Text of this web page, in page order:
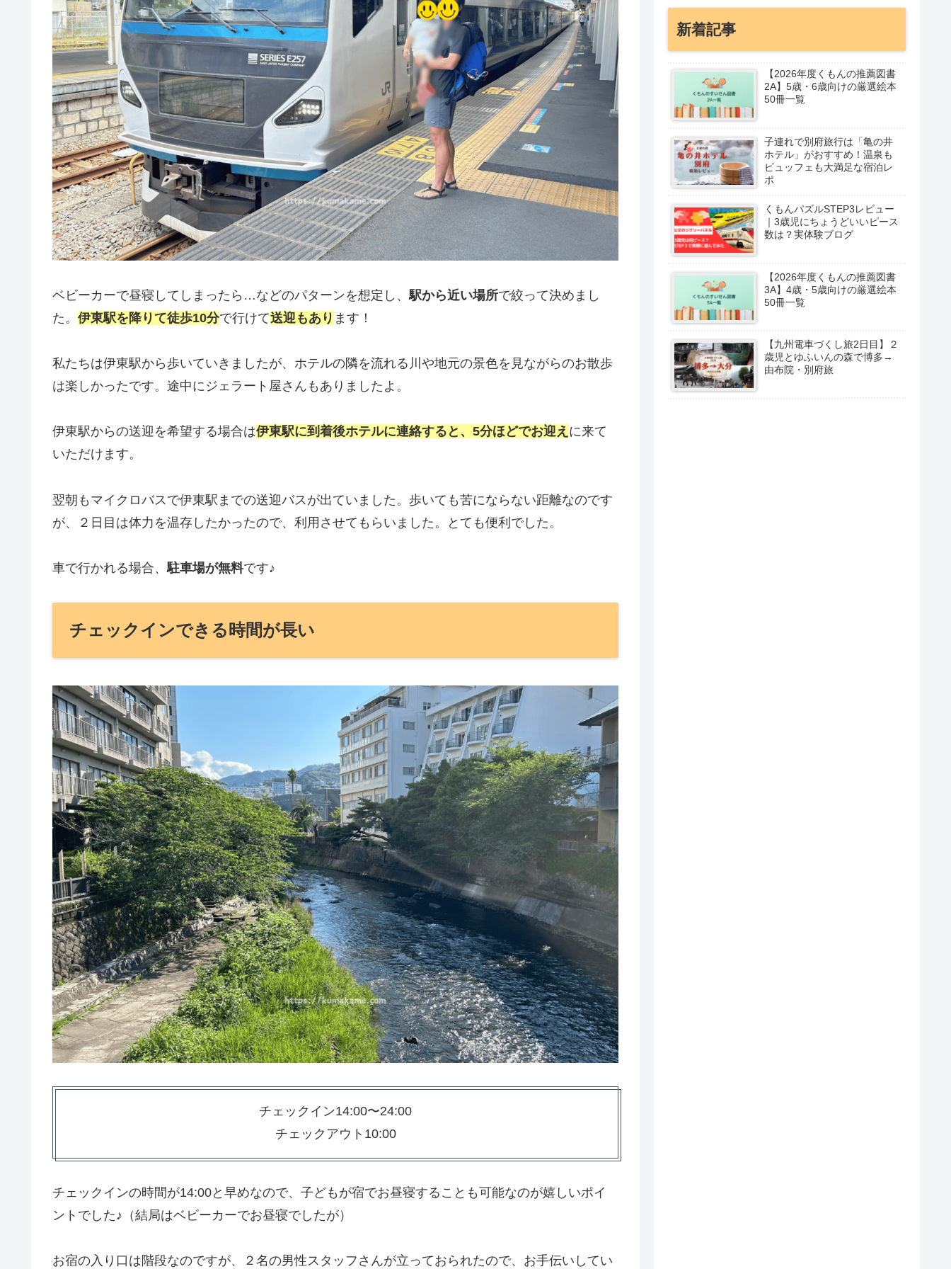
ベビーカーで昼寝してしまったら…などのパターンを想定し、駅から近い場所で絞って決めまし
た。 伊東駅を降りて徒歩10分で行けて送迎もあり ます！
私たちは伊東駅から歩いていきましたが、ホテルの隣を流れる川や地元の景色を見ながらのお散歩
は楽しかったです。途中にジェラート屋さんもありましたよ。
伊東駅からの送迎を希望する場合は伊東駅に到着後ホテルに連絡すると、5分ほどでお迎え に来て
いただけます。
翌朝もマイクロバスで伊東駅までの送迎バスが出ていました。歩いても苦にならない距離なのです
が、２日目は体力を温存したかったので、利用させてもらいました。とても便利でした。
車で行かれる場合、駐車場が無料です♪
チェックインできる時間が長い
チェックイン14:00〜24:00
チェックアウト10:00
チェックインの時間が14:00と早めなので、子どもが宿でお昼寝することも可能なのが嬉しいポイ
ントでした♪（結局はベビーカーでお昼寝でしたが）
お宿の入り口は階段なのですが、２名の男性スタッフさんが立っておられたので、お手伝いしてい
新着記事
【2026年度くもんの推薦図書
2A】5歳・6歳向けの厳選絵本
50冊一覧
子連れで別府旅行は「亀の井
ホテル」がおすすめ！温泉も
ビュッフェも大満足な宿泊レ
ポ
くもんパズルSTEP3レビュー
｜3歳児にちょうどいいピース
数は？実体験ブログ
【2026年度くもんの推薦図書
3A】4歳・5歳向けの厳選絵本
50冊一覧
【九州電車づくし旅2日目】２
歳児とゆふいんの森で博多→
由布院・別府旅